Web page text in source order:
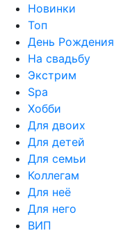
Новинки
Топ
День Рождения
На свадьбу
Экстрим
Spa
Хобби
Для двоих
Для детей
Для семьи
Коллегам
Для неё
Для него
ВИП